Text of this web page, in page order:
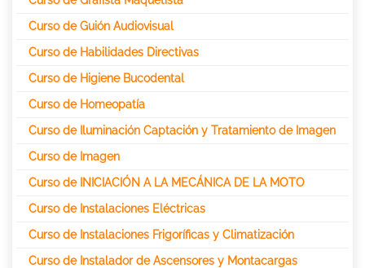
Curso de Guión Audiovisual
Curso de Habilidades Directivas
Curso de Higiene Bucodental
Curso de Homeopatía
Curso de Iluminación Captación y Tratamiento de Imagen
Curso de Imagen
Curso de INICIACIÓN A LA MECÁNICA DE LA MOTO
Curso de Instalaciones Eléctricas
Curso de Instalaciones Frigoríficas y Climatización
Curso de Instalador de Ascensores y Montacargas